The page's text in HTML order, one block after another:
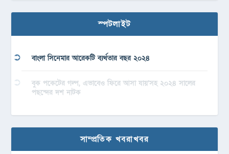
স্পটলাইট
বাংলা সিনেমার আরেকটি ব্যর্থতার বছর ২০২৪
বুক পকেটের গল্প, এভাবেও ফিরে আসা যায়’সহ ২০২৪ সালের
পছন্দের দশ নাটক
সাম্প্রতিক খবরাখবর